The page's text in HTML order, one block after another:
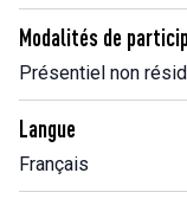
Modalités de
Présentiel non
Langue
Français